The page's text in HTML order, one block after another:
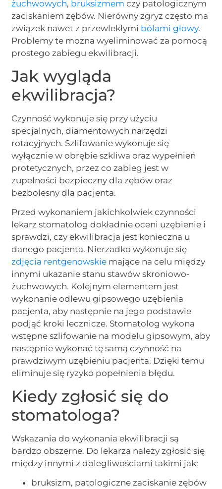
żuchwowych, bruksizmem czy patologicznym
zaciskaniem zębów. Nierówny zgryz często ma
związek nawet z przewlekłymi bólami głowy.
Problemy te można wyeliminować za pomocą
prostego zabiegu ekwilibracji.
Jak wygląda
ekwilibracja?
Czynność wykonuje się przy użyciu
specjalnych, diamentowych narzędzi
rotacyjnych. Szlifowanie wykonuje się
wyłącznie w obrębie szkliwa oraz wypełnień
protetycznych, przez co zabieg jest w
zupełności bezpieczny dla zębów oraz
bezbolesny dla pacjenta.
Przed wykonaniem jakichkolwiek czynności
lekarz stomatolog dokładnie oceni uzębienie i
sprawdzi, czy ekwilibracja jest konieczna u
danego pacjenta. Nierzadko wykonuje się
zdjęcia rentgenowskie mające na celu między
innymi ukazanie stanu stawów skroniowo-
żuchwowych. Kolejnym elementem jest
wykonanie odlewu gipsowego uzębienia
pacjenta, aby następnie na jego podstawie
podjąć kroki lecznicze. Stomatolog wykona
wstępne szlifowanie na modelu gipsowym, aby
następnie wykonać tę samą czynność na
prawdziwym uzębieniu pacjenta. Dzięki temu
eliminuje się ryzyko popełnienia błędu.
Kiedy zgłosić się do
stomatologa?
Wskazania do wykonania ekwilibracji są
bardzo obszerne. Do lekarza należy zgłosić się
między innymi z dolegliwościami takimi jak:
bruksizm, patologiczne zaciskanie zębów